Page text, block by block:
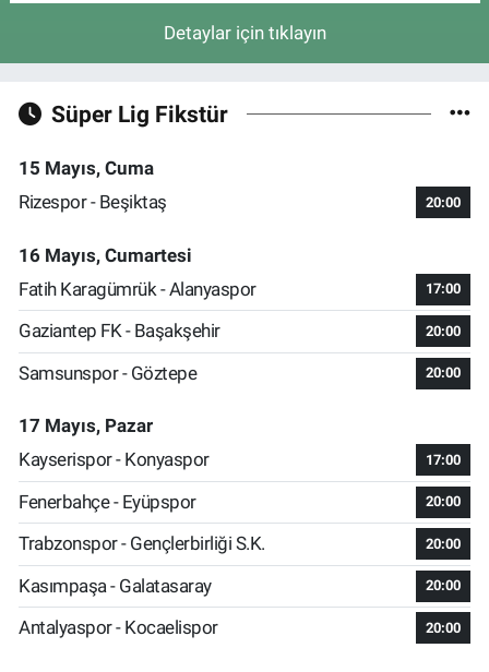
Detaylar için tıklayın
Süper Lig Fikstür
15 Mayıs, Cuma
Rizespor - Beşiktaş
20:00
16 Mayıs, Cumartesi
Fatih Karagümrük - Alanyaspor
17:00
Gaziantep FK - Başakşehir 20:00
Samsunspor - Göztepe 20:00
17 Mayıs, Pazar
Kayserispor - Konyaspor
17:00
Fenerbahçe - Eyüpspor 20:00
Trabzonspor - Gençlerbirliği S.K. 20:00
Kasımpaşa - Galatasaray 20:00
Antalyaspor - Kocaelispor 20:00